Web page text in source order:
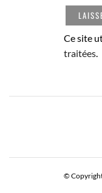
Ce site
traitées.
©